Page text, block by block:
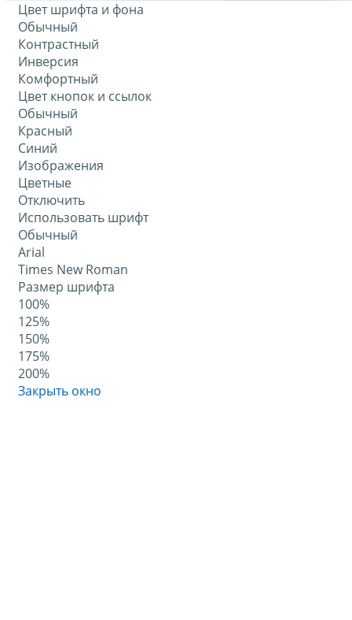
Цвет шрифта и фона
Обычный
Контрастный
Инверсия
Комфортный
Цвет кнопок и ссылок
Обычный
Красный
Синий
Изображения
Цветные
Отключить
Использовать шрифт
Обычный
Arial
Times New Roman
Размер шрифта
100%
125%
150%
175%
200%
Закрыть окно